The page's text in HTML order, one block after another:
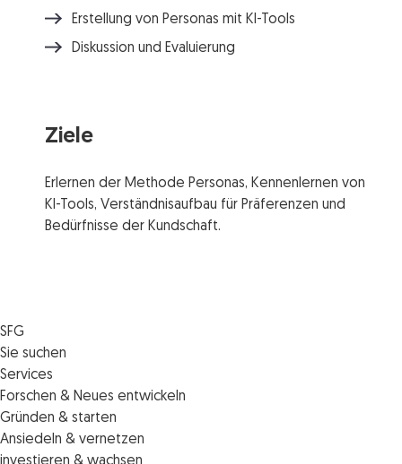
Erstellung von Personas mit KI-Tools
Diskussion und Evaluierung
Ziele
Erlernen der Methode Personas, Kennenlernen von
KI-Tools, Verständnisaufbau für Präferenzen und
Bedürfnisse der Kundschaft.
SFG
Die SFG
Jobs
Medienservice
Informiert bleiben
Kontakt
Sie suchen
Förderungen
Finanzierungen
Standortentwicklung
Persönliche Beratung
Services
Veranstaltungen
News
IMPULS.ST
Forschen & Neues entwickeln
Standortcoaching
Terminbuchung Standortcoaching
Gründen & starten
Startupmark
Ansiedeln & vernetzen